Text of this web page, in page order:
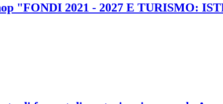
"FONDI 2021 - 2027 E TURISMO: